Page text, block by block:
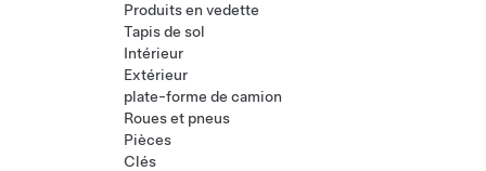
Produits en vedette
Tapis de sol
Intérieur
Extérieur
plate-forme de camion
Roues et pneus
Pièces
Clés